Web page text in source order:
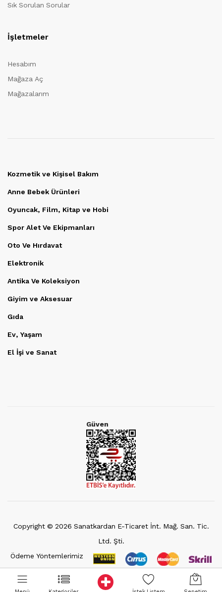
Sık Sorulan Sorular
İşletmeler
Hesabım
Mağaza Aç
Mağazalarım
Kozmetik ve Kişisel Bakım
Anne Bebek Ürünleri
Oyuncak, Film, Kitap ve Hobi
Spor Alet Ve Ekipmanları
Oto Ve Hırdavat
Elektronik
Antika Ve Koleksiyon
Giyim ve Aksesuar
Gıda
Ev, Yaşam
El İşi ve Sanat
Güven
Copyright © 2026 Sanatkardan E-Ticaret İnt. Mağ. San. Tic.
Ltd. Şti.
Ödeme Yöntemlerimiz